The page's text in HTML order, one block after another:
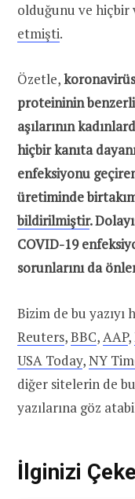
olduğunu ve hiçbir
etmişti.
Özetle,
proteininin
aşılarının
hiçbir kanıta
enfeksiyonu
üretiminde
bildirilmiştir.
COVID-19
sorunlarını da
Bizim de bu yazıyı
Reuters,BBC,AAP,
USA Today,NY
diğer sitelerin de
yazılarına göz
İlginizi